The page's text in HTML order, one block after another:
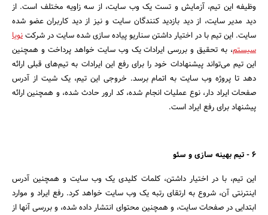
وظیفه این تیم، آزمایش و تست یک وب سایت، از سه زاویه مختلف است. از
دید مدیر سایت، از دید بازدید کنندگان سایت و نیز از دید کاربران عضو شده
سایت. این تیم با در اختیار داشتن سناریو پیاده سازی شده سایت در شرکتنویا
سیستم، به تحقیق و بررسی ایرادات یک وب سایت خواهد پرداخت و همچنین
این تیم می‌تواند پیشنهادات خود را برای رفع این ایرادات به تیم‌های قبلی ارائه
دهد تا پروژه وب سایت به اتمام برسد. خروجی این تیم، یک شیت از آدرس
صفحات ایراد دار، نوع عملیات انجام شده، کد ارور حادث شده، و همچنین ارائه
پیشنهاد برای رفع ایراد است.
6 - تیم بهینه سازی و سئو
این تیم، با در اختیار داشتن، کلمات کلیدی یک وب سایت و همچنین آدرس
اینترنتی آن، شروع به ارتقای رتبه یک وب سایت خواهد کرد. رفع ایراد و موارد
ابتدایی در صفحات سایت، و همچنین محتوای انتشار داده شده، و بررسی آنها از